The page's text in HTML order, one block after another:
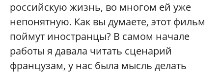
российскую жизнь, во многом ей уже
непонятную. Как вы думаете, этот фильм
поймут иностранцы? В самом начале
работы я давала читать сценарий
французам, у нас была мысль делать